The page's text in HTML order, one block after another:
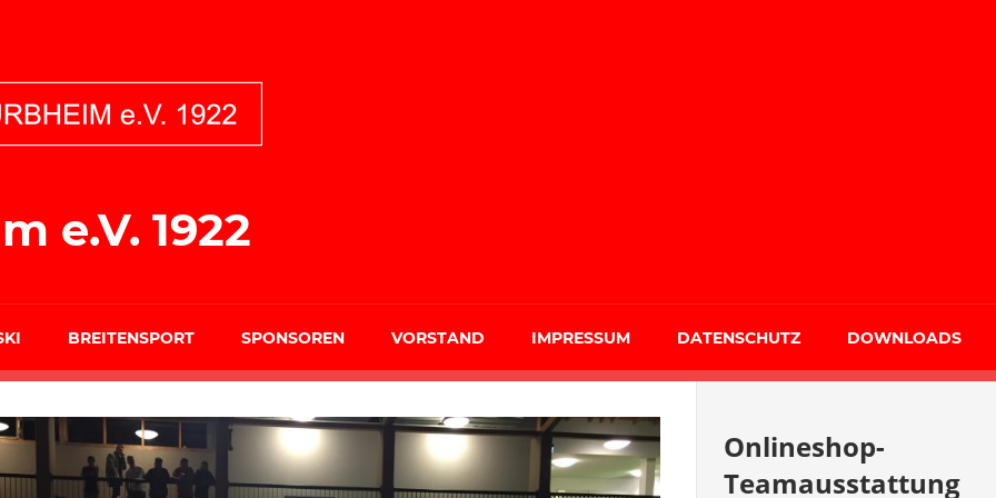
e.V. 1922
BREITENSPORT SPONSOREN VORSTAND IMPRESSUM DATENSCHUTZ DOWNLOADS
Onlineshop-
Teamausstattung